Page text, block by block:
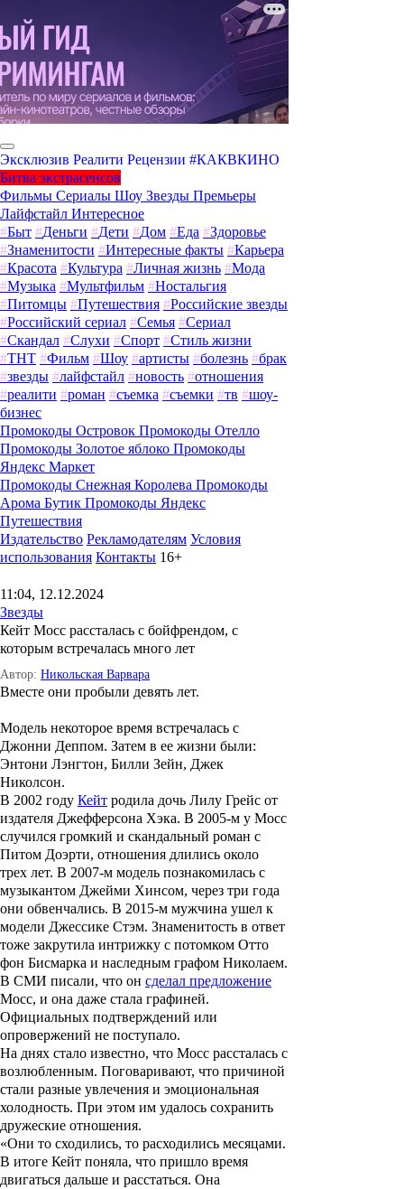
Эксклюзив Реалити Рецензии #КАКВКИНО
Битва экстрасенсов
Фильмы Сериалы Шоу Звезды Премьеры
Лайфстайл Интересное
#Быт #Деньги #Дети #Дом #Еда #Здоровье
#Знаменитости #Интересные факты #Карьера
#Красота #Культура #Личная жизнь #Мода
#Музыка #Мультфильм #Ностальгия
#Питомцы #Путешествия #Российские звезды
#Российский сериал #Семья #Сериал
#Скандал #Слухи #Спорт #Стиль жизни
#ТНТ #Фильм #Шоу #артисты #болезнь #брак
#звезды #лайфстайл #новость #отношения
#реалити #роман #съемка #съемки #тв #шоу-
бизнес
Промокоды Островок Промокоды Отелло
Промокоды Золотое яблоко Промокоды
Яндекс Маркет
Промокоды Снежная Королева Промокоды
Арома Бутик Промокоды Яндекс
Путешествия
Издательство Рекламодателям Условия
использования Контакты 16+
11:04, 12.12.2024
Звезды
Кейт Мосс рассталась с бойфрендом, с
которым встречалась много лет
Автор: Никольская Варвара
Вместе они пробыли девять лет.
Модель некоторое время встречалась с
Джонни Деппом. Затем в ее жизни были:
Энтони Лэнгтон, Билли Зейн, Джек
Николсон.
В 2002 году Кейт родила дочь Лилу Грейс от
издателя Джефферсона Хэка. В 2005-м у Мосс
случился громкий и скандальный роман с
Питом Доэрти, отношения длились около
трех лет. В 2007-м модель познакомилась с
музыкантом Джейми Хинсом, через три года
они обвенчались. В 2015-м мужчина ушел к
модели Джессике Стэм. Знаменитость в ответ
тоже закрутила интрижку с потомком Отто
фон Бисмарка и наследным графом Николаем.
В СМИ писали, что он сделал предложение
Мосс, и она даже стала графиней.
Официальных подтверждений или
опровержений не поступало.
На днях стало известно, что Мосс рассталась с
возлюбленным. Поговаривают, что причиной
стали разные увлечения и эмоциональная
холодность. При этом им удалось сохранить
дружеские отношения.
«Они то сходились, то расходились месяцами.
В итоге Кейт поняла, что пришло время
двигаться дальше и расстаться. Она